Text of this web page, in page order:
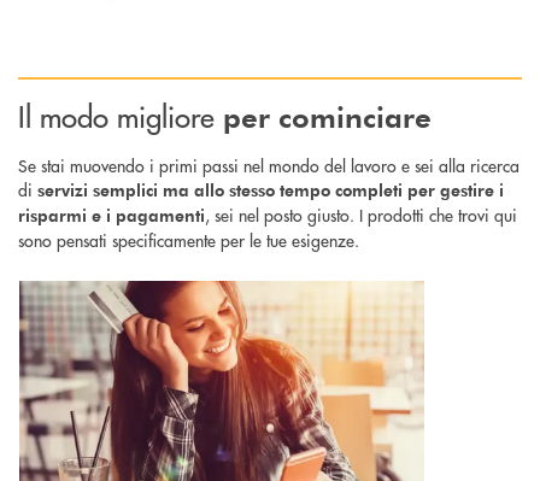
Il modo migliore per cominciare
Se stai muovendo i primi passi nel mondo del lavoro e sei alla ricerca
di servizi semplici ma allo stesso tempo completi per gestire i
risparmi e i pagamenti, sei nel posto giusto. I prodotti che trovi qui
sono pensati specificamente per le tue esigenze.
Scopri di più Carte prepagate : tante tipologie di carte ricaricabili,